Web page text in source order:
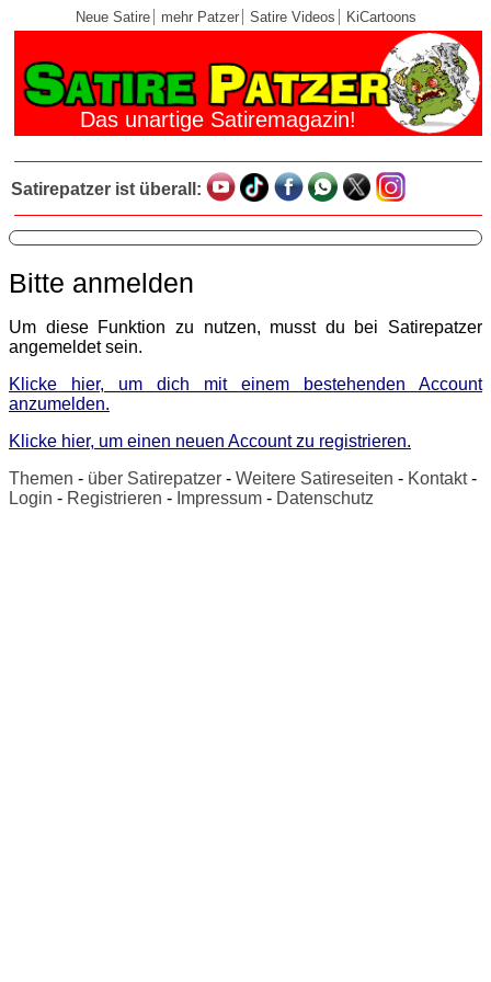
Neue Satire mehr Patzer Satire Videos KiCartoons
Das unartige Satiremagazin!
Satirepatzer ist überall:
Bitte anmelden
Um diese Funktion zu nutzen, musst du bei Satirepatzer
angemeldet sein.
Klicke hier, um dich mit einem bestehenden Account
anzumelden.
Klicke hier, um einen neuen Account zu registrieren.
Themen - über Satirepatzer - Weitere Satireseiten - Kontakt-
Login - Registrieren - Impressum - Datenschutz